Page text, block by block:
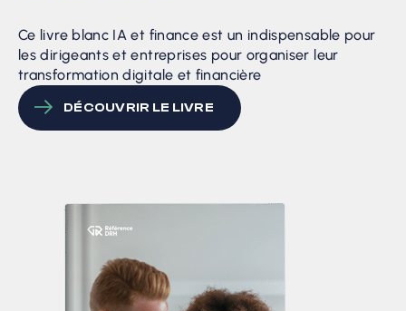
Ce livre blanc IA et finance est un indispensable pour
les dirigeants et entreprises pour organiser leur
transformation digitale et financière
DÉCOUVRIR LE LIVRE